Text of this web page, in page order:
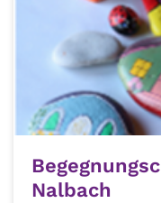
Nalbach